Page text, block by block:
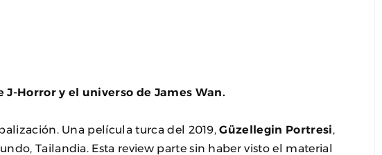
Horror y el universo de James Wan.
Una película turca del 2019,Güzellegin Portresi,
Tailandia. Esta review parte sin haber visto el material